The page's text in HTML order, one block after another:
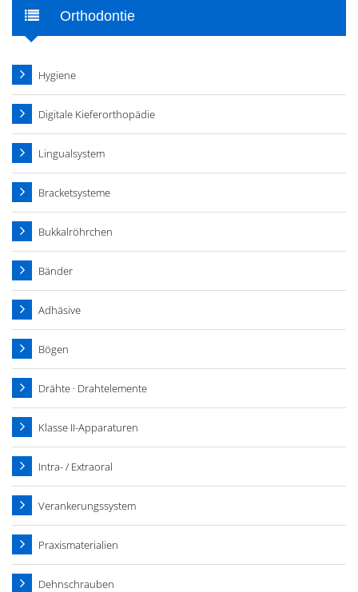
Orthodontie
Hygiene
Digitale Kieferorthopädie
Lingualsystem
Bracketsysteme
Bukkalröhrchen
Bänder
Adhäsive
Bögen
Drähte · Drahtelemente
Klasse II-Apparaturen
Intra- / Extraoral
Verankerungssystem
Praxismaterialien
Dehnschrauben